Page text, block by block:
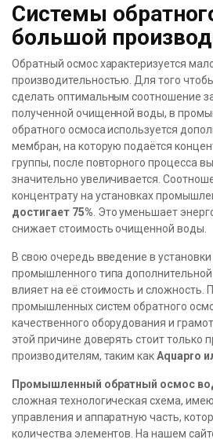
Системы
большой
Обратный осмос характеризуется
производительностью. Для того
сделать оптимальным соотношение
полученной очищенной воды, в
обратного осмоса используется
мембран, на которую подаётся
группы, после повторного процесса
значительно увеличивается.
концентрату на установках
достигает 75% . Это уменьшает
снижает стоимость очищенной воды.
В свою очередь введение в
промышленного типа
влияет на её стоимость и сложность.
промышленных систем обратного
качественного оборудования и
этой причине доверять стоит только
производителям, таким какAquapro
Промышленный обратный осмос
сложная технологическая схема,
управления и аппаратную часть,
количества элементов. На нашем